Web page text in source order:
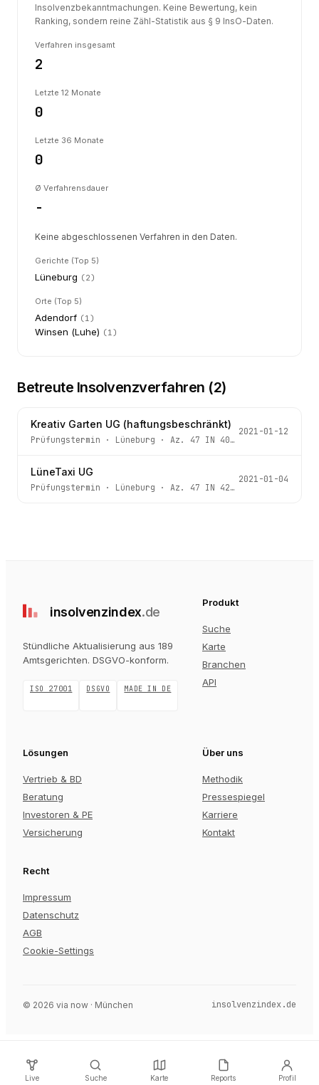
Insolvenzbekanntmachungen. Keine Bewertung, kein
Ranking, sondern reine Zähl-Statistik aus § 9 InsO-Daten.
Verfahren insgesamt
2
Letzte 12 Monate
0
Letzte 36 Monate
0
Ø Verfahrensdauer
-
Keine abgeschlossenen Verfahren in den Daten.
Gerichte (Top 5)
Lüneburg (2)
Orte (Top 5)
Adendorf (1)
Winsen (Luhe) (1)
Betreute Insolvenzverfahren (2)
Kreativ Garten UG (haftungsbeschränkt)
Prüfungstermin · Lüneburg · Az. 47 IN 40/20
2021-01-12
LüneTaxi UG
Prüfungstermin · Lüneburg · Az. 47 IN 42/20
2021-01-04
insolvenzindex.de
Stündliche Aktualisierung aus 189
Amtsgerichten. DSGVO-konform.
ISO 27001 DSGVO MADE IN DE
Produkt
Suche
Karte
Branchen
API
Lösungen
Vertrieb & BD
Beratung
Investoren & PE
Versicherung
Über uns
Methodik
Pressespiegel
Karriere
Kontakt
Recht
Impressum
Datenschutz
AGB
Cookie-Settings
© 2026 via now · München insolvenzindex.de
Live Suche Karte Reports Profil